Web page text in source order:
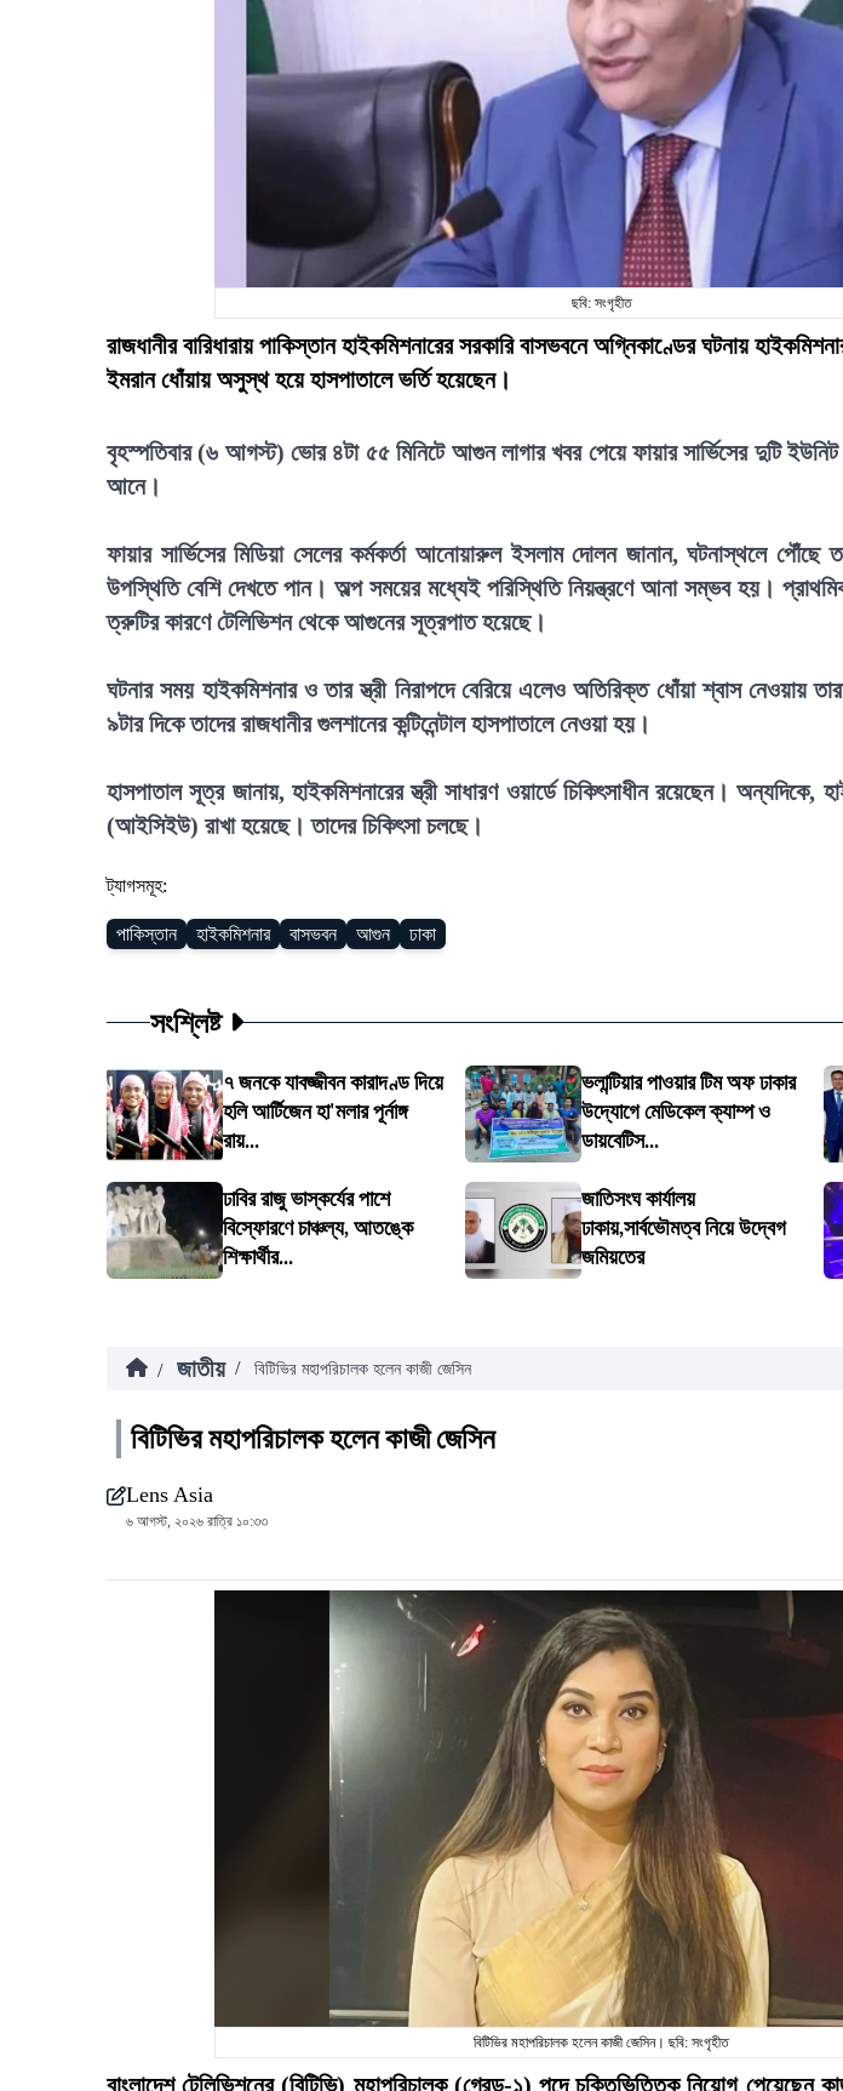
ছবি: সংগৃহীত
রাজধানীর বারিধারায় পাকিস্তান হাইকমিশনারের সরকারি বাসভবনে অগ্নিকাণ্ডের ঘটনায়
ইমরান ধোঁয়ায় অসুস্থ হয়ে হাসপাতালে ভর্তি হয়েছেন।
বৃহস্পতিবার (৬ আগস্ট) ভোর ৪টা ৫৫ মিনিটে আগুন লাগার খবর পেয়ে ফায়ার সার্ভিসের দুটি
আনে।
ফায়ার সার্ভিসের মিডিয়া সেলের কর্মকর্তা আনোয়ারুল ইসলাম দোলন জানান, ঘটনাস্থলে
উপস্থিতি বেশি দেখতে পান। অল্প সময়ের মধ্যেই পরিস্থিতি নিয়ন্ত্রণে আনা সম্ভব হয়।
ত্রুটির কারণে টেলিভিশন থেকে আগুনের সূত্রপাত হয়েছে।
ঘটনার সময় হাইকমিশনার ও তার স্ত্রী নিরাপদে বেরিয়ে এলেও অতিরিক্ত ধোঁয়া শ্বাস নেওয়ায়
৯টার দিকে তাদের রাজধানীর গুলশানের কন্টিনেন্টাল হাসপাতালে নেওয়া হয়।
হাসপাতাল সূত্র জানায়, হাইকমিশনারের স্ত্রী সাধারণ ওয়ার্ডে চিকিৎসাধীন রয়েছেন। অন্যদিকে,
(আইসিইউ) রাখা হয়েছে। তাদের চিকিৎসা চলছে।
ট্যাগসমূহ:
পাকিস্তান হাইকমিশনার বাসভবন আগুন ঢাকা
সংশ্লিষ্ট
৭ জনকে যাবজ্জীবন কারাদণ্ড দিয়ে
হলি আর্টিজেন হা'মলার পূর্নাঙ্গ
রায়...
ভলান্টিয়ার পাওয়ার টিম অফ ঢাকার
উদ্যোগে মেডিকেল ক্যাম্প ও
ডায়বেটিস...
ঢাবির রাজু ভাস্কর্যের পাশে
বিস্ফোরণে চাঞ্চল্য, আতঙ্কে
শিক্ষার্থীর...
জাতিসংঘ কার্যালয়
ঢাকায়,সার্বভৌমত্ব নিয়ে উদ্বেগ
জমিয়তের
/ জাতীয় / বিটিভির মহাপরিচালক হলেন কাজী জেসিন
বিটিভির মহাপরিচালক হলেন কাজী জেসিন
Lens Asia
৬ আগস্ট, ২০২৬ রাত্রি ১০:৩৩
বিটিভির মহাপরিচালক হলেন কাজী জেসিন। ছবি: সংগৃহীত
বাংলাদেশ টেলিভিশনের (বিটিভি) মহাপরিচালক (গ্রেড-১) পদে চুক্তিভিত্তিক নিয়োগ পেয়েছেন